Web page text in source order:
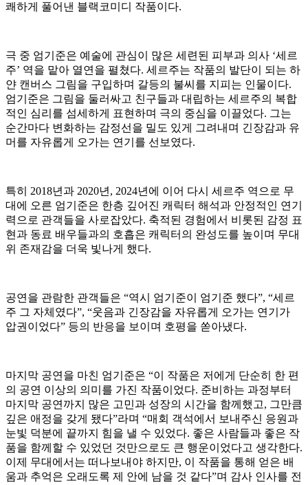
쾌하게 풀어낸 블랙코미디 작품이다.
극 중 엄기준은 예술에 관심이 많은 세련된 피부과 의사 ‘세르
주’ 역을 맡아 열연을 펼쳤다. 세르주는 작품의 발단이 되는 하
얀 캔버스 그림을 구입하며 갈등의 불씨를 지피는 인물이다.
엄기준은 그림을 둘러싸고 친구들과 대립하는 세르주의 복합
적인 심리를 섬세하게 표현하며 극의 중심을 이끌었다. 그는
순간마다 변화하는 감정선을 밀도 있게 그려내며 긴장감과 유
머를 자유롭게 오가는 연기를 선보였다.
특히 2018년과 2020년, 2024년에 이어 다시 세르주 역으로 무
대에 오른 엄기준은 한층 깊어진 캐릭터 해석과 안정적인 연기
력으로 관객들을 사로잡았다. 축적된 경험에서 비롯된 감정 표
현과 동료 배우들과의 호흡은 캐릭터의 완성도를 높이며 무대
위 존재감을 더욱 빛나게 했다.
공연을 관람한 관객들은 “역시 엄기준이 엄기준 했다”, “세르
주 그 자체였다”, “웃음과 긴장감을 자유롭게 오가는 연기가
압권이었다” 등의 반응을 보이며 호평을 쏟아냈다.
마지막 공연을 마친 엄기준은 “이 작품은 저에게 단순히 한 편
의 공연 이상의 의미를 가진 작품이었다. 준비하는 과정부터
마지막 공연까지 많은 고민과 성장의 시간을 함께했고, 그만큼
깊은 애정을 갖게 됐다”라며 “매회 객석에서 보내주신 응원과
눈빛 덕분에 끝까지 힘을 낼 수 있었다. 좋은 사람들과 좋은 작
품을 함께할 수 있었던 것만으로도 큰 행운이었다고 생각한다.
이제 무대에서는 떠나보내야 하지만, 이 작품을 통해 얻은 배
움과 추억은 오래도록 제 안에 남을 것 같다”며 감사 인사를 전